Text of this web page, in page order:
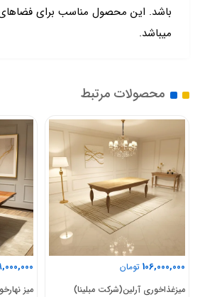
باشد. این محصول مناسب برای
میباشد.
محصولات مرتبط
106,000,000 تومان
میزغذاخوری آرلین(شرکت مبلینا)
میز